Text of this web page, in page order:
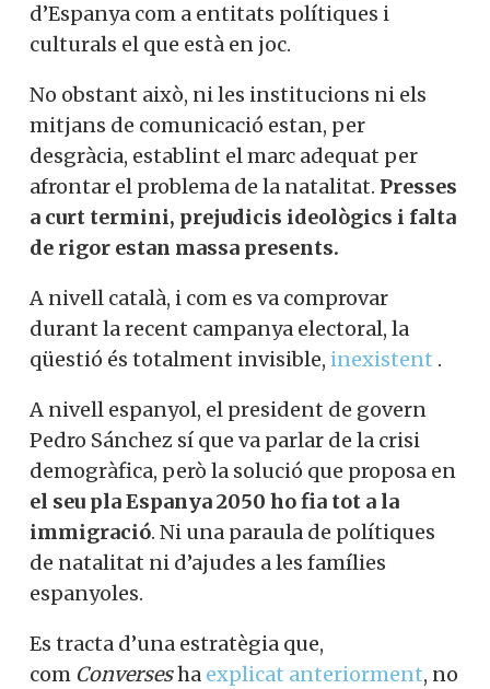
d’Espanya com a entitats polítiques i
culturals el que està en joc.
No obstant això, ni les institucions ni els
mitjans de comunicació estan, per
desgràcia, establint el marc adequat per
afrontar el problema de la natalitat. Presses
a curt termini, prejudicis ideològics i falta
de rigor estan massa presents.
A nivell català, i com es va comprovar
durant la recent campanya electoral, la
qüestió és totalment invisible, inexistent .
A nivell espanyol, el president de govern
Pedro Sánchez sí que va parlar de la crisi
demogràfica, però la solució que proposa en
el seu pla Espanya 2050 ho fia tot a la
immigració. Ni una paraula de polítiques
de natalitat ni d’ajudes a les famílies
espanyoles.
Es tracta d’una estratègia que,
com Conversesha explicat anteriorment, no